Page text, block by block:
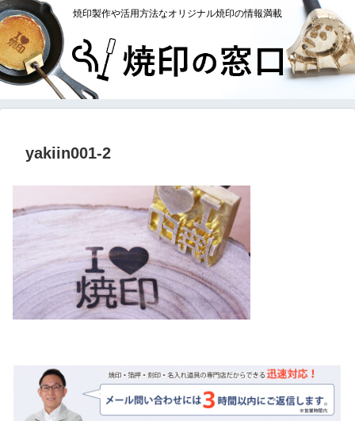
焼印製作や活用方法なオリジナル焼印の情報満載
yakiin001-2